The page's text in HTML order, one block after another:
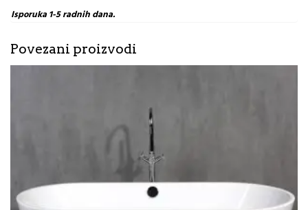
Isporuka 1-5 radnih dana.
Povezani proizvodi